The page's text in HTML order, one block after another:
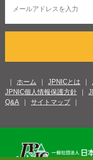
ホーム JPNICとは
JPNIC個人情報保護方針
Q&A
サイトマップ